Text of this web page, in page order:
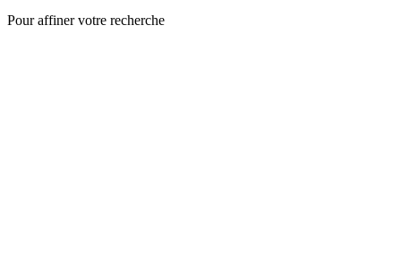
Pour affiner votre recherche